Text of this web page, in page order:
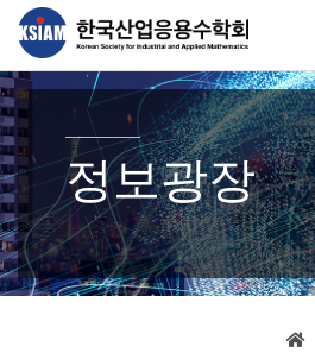
정보광장